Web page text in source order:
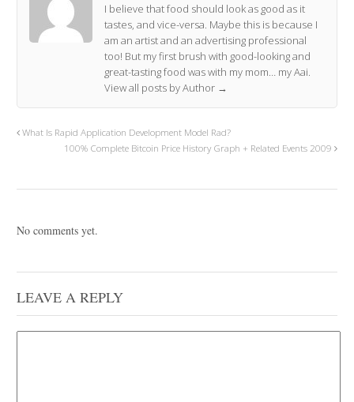
I believe that food should look as good as it
tastes, and vice-versa. Maybe this is because I
am an artist and an advertising professional
too! But my first brush with good-looking and
great-tasting food was with my mom… my Aai.
View all posts by Author →
What Is Rapid Application Development Model Rad?
100% Complete Bitcoin Price History Graph + Related Events 2009
No comments yet.
LEAVE A REPLY